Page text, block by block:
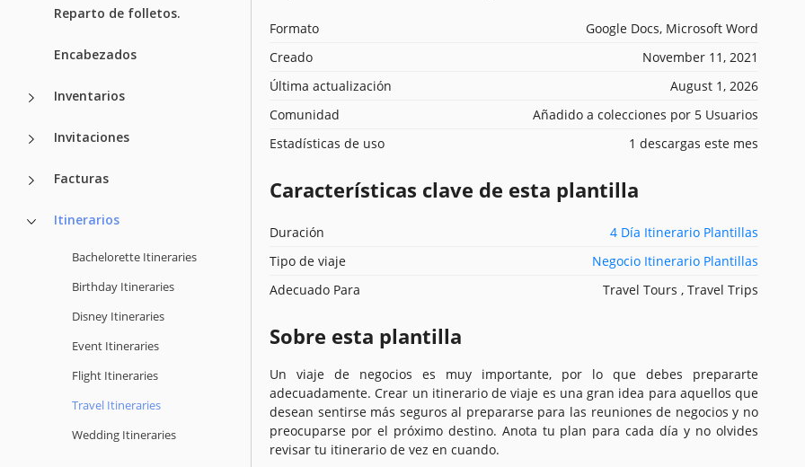
Reparto de folletos.
Encabezados
Inventarios
Invitaciones
Facturas
Itinerarios
Bachelorette Itineraries
Birthday Itineraries
Disney Itineraries
Event Itineraries
Flight Itineraries
Travel Itineraries
Wedding Itineraries
Formato
Google Docs, Microsoft Word
Creado
November 11, 2021
Última actualización
August 1, 2026
Comunidad
Añadido a colecciones por 5 Usuarios
Estadísticas de uso
1 descargas este mes
Características clave de esta plantilla
Duración
4 Día Itinerario Plantillas
Tipo de viaje
Negocio Itinerario Plantillas
Adecuado Para
Travel Tours , Travel Trips
Sobre esta plantilla
Un viaje de negocios es muy importante, por lo que debes prepararte
adecuadamente. Crear un itinerario de viaje es una gran idea para aquellos que
desean sentirse más seguros al prepararse para las reuniones de negocios y no
preocuparse por el próximo destino. Anota tu plan para cada día y no olvides
revisar tu itinerario de vez en cuando.